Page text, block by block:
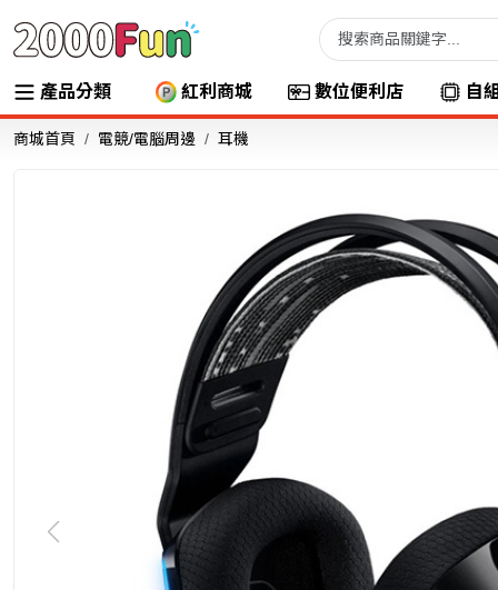
產品分類 紅利商城 數位便利店 自
商城首頁 電競/電腦周邊 耳機